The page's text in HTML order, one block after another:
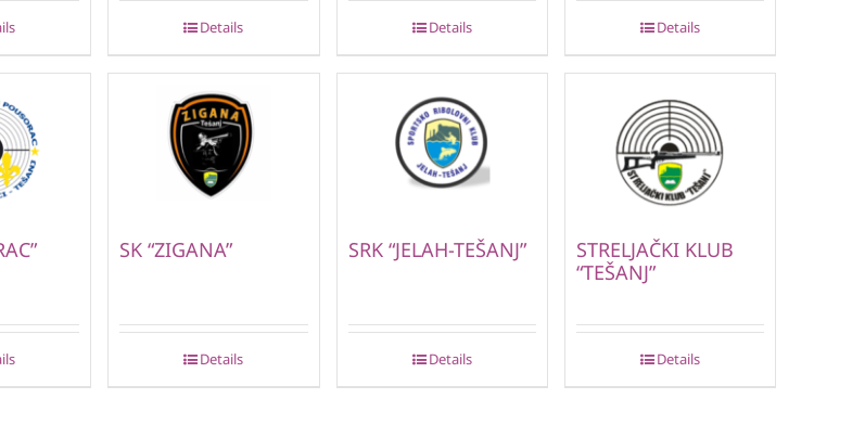
Details Details Details
SK “ZIGANA”
Details
SRK “JELAH-TEŠANJ”
Details
STRELJAČKI KLUB
“TEŠANJ”
Details